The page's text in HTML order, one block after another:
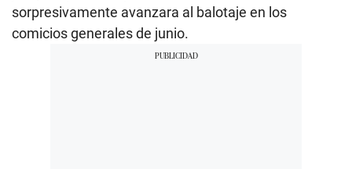
sorpresivamente avanzara al balotaje en los
comicios generales de junio.